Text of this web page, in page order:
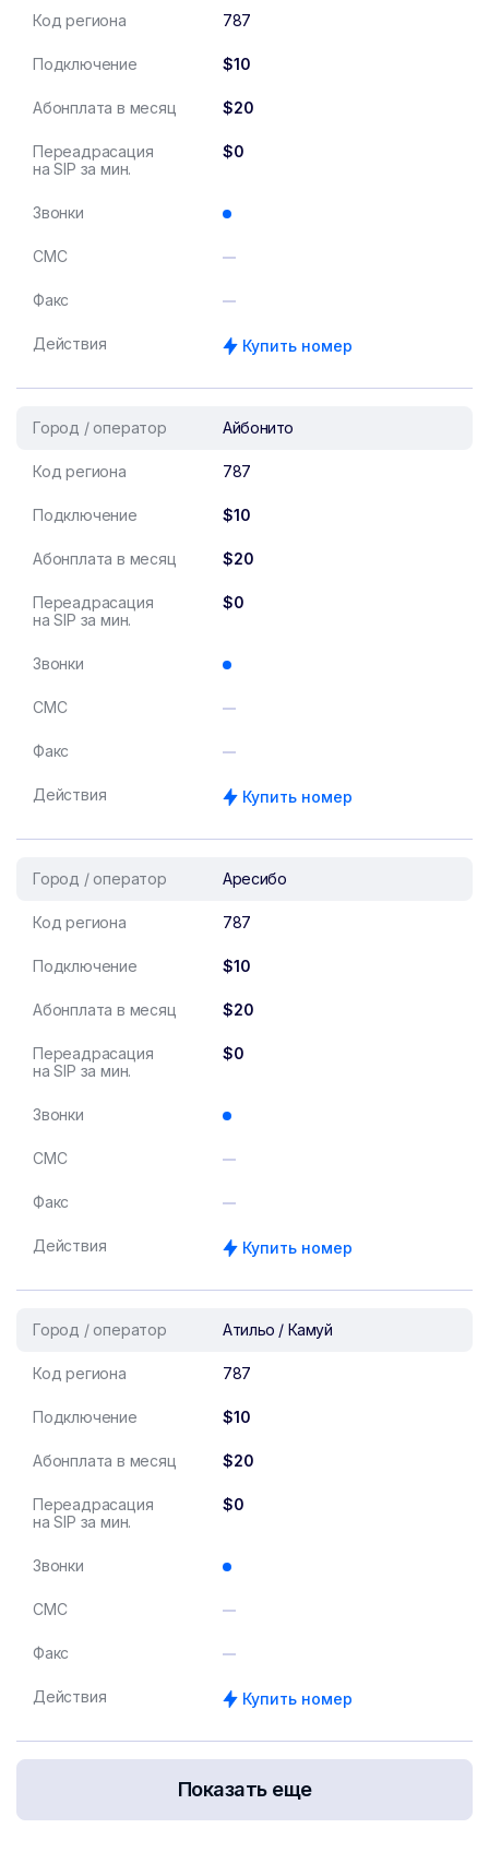
Код региона 787
Подключение $10
Абонплата в месяц $20
Переадрасация
на SIP за мин.
$0
Звонки
СМС
Факс
Действия Купить номер
Город / оператор Айбонито
Код региона 787
Подключение $10
Абонплата в месяц $20
Переадрасация
на SIP за мин.
$0
Звонки
СМС
Факс
Действия Купить номер
Город / оператор Аресибо
Код региона 787
Подключение $10
Абонплата в месяц $20
Переадрасация
на SIP за мин.
$0
Звонки
СМС
Факс
Действия Купить номер
Город / оператор Атильо / Камуй
Код региона 787
Подключение $10
Абонплата в месяц $20
Переадрасация
на SIP за мин.
$0
Звонки
СМС
Факс
Действия Купить номер
Показать еще